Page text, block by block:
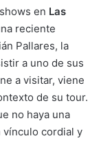
en Las
reciente
Pallares, la
a uno de sus
a visitar, viene
de su tour.
no haya una
vínculo cordial y